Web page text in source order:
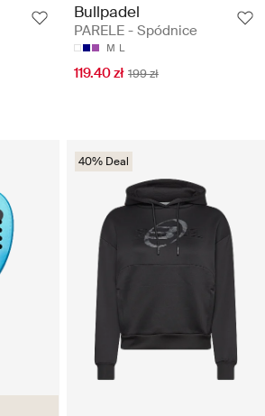
Bullpadel
PARELE - Spódnice
M L
119.40 zł 199 zł
40% Deal